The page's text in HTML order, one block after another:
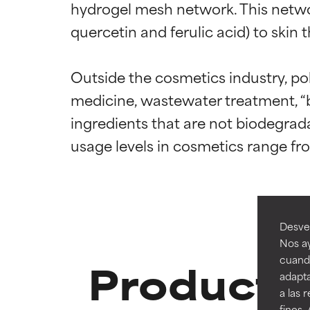
Nos
a las
hydrogel mesh network. This
quercetin and ferulic acid) to
Outside the cosmetics industry,
medicine, wastewater treatment,
ingredients that are not
EXCELENTE
Ingrediente
Aunque no
mejorar la
ACEPTABLE
Puede
son
EXCELENTE
Ingrediente
Aunque no
mejorar la
ACEPTABLE
Puede
son